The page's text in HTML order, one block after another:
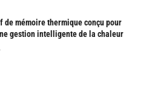
de mémoire thermique conçu pour
gestion intelligente de la chaleur